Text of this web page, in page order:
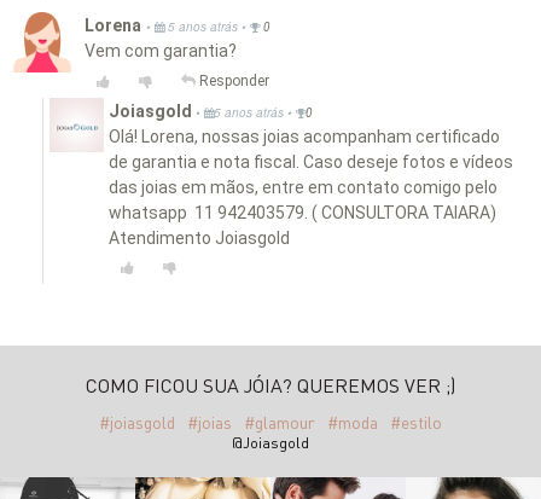
Lorena • 5 anos atrás • 0
Vem com garantia?
Responder
Joiasgold • 5 anos atrás • 0
Olá! Lorena, nossas joias acompanham certificado
de garantia e nota fiscal. Caso deseje fotos e vídeos
das joias em mãos, entre em contato comigo pelo
whatsapp 11 942403579. ( CONSULTORA TAIARA)
Atendimento Joiasgold
COMO FICOU SUA JÓIA? QUEREMOS VER ;)
#joiasgold #joias #glamour #moda #estilo
@Joiasgold